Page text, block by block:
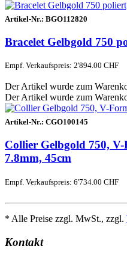
Artikel-Nr.: BGO112820
Bracelet Gelbgold 750
Empf. Verkaufspreis: 2'894.00 CHF
Der Artikel wurde zum
Der Artikel wurde zum
Artikel-Nr.: CGO100145
Collier Gelbgold 750,
7.8mm, 45cm
Empf. Verkaufspreis: 6'734.00 CHF
* Alle Preise zzgl. MwSt., zzgl.
Kontakt